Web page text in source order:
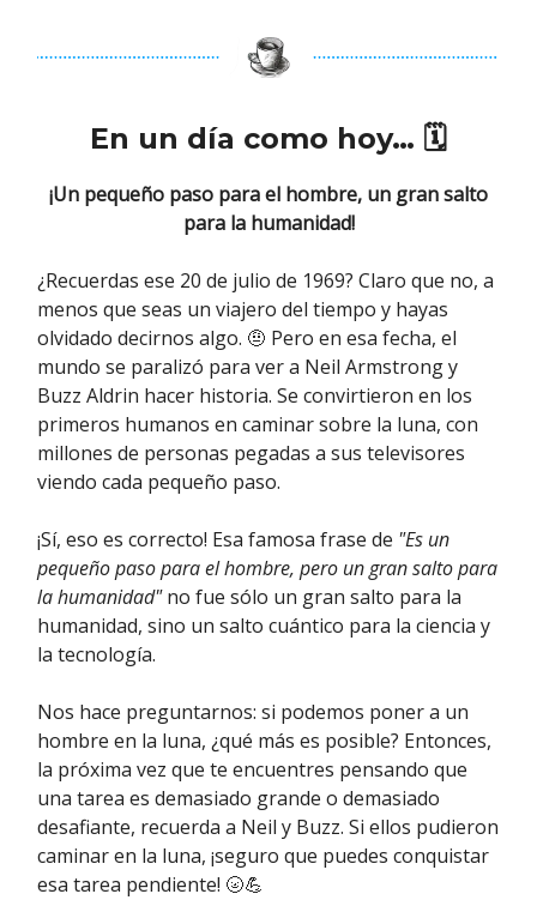
En un día como hoy… 🗓
¡Un pequeño paso para el hombre, un gran salto
para la humanidad!
¿Recuerdas ese 20 de julio de 1969? Claro que no, a
menos que seas un viajero del tiempo y hayas
olvidado decirnos algo. 🤨 Pero en esa fecha, el
mundo se paralizó para ver a Neil Armstrong y
Buzz Aldrin hacer historia. Se convirtieron en los
primeros humanos en caminar sobre la luna, con
millones de personas pegadas a sus televisores
viendo cada pequeño paso.
¡Sí, eso es correcto! Esa famosa frase de "Es un
pequeño paso para el hombre, pero un gran salto para
la humanidad"no fue sólo un gran salto para la
humanidad, sino un salto cuántico para la ciencia y
la tecnología.
Nos hace preguntarnos: si podemos poner a un
hombre en la luna, ¿qué más es posible? Entonces,
la próxima vez que te encuentres pensando que
una tarea es demasiado grande o demasiado
desafiante, recuerda a Neil y Buzz. Si ellos pudieron
caminar en la luna, ¡seguro que puedes conquistar
esa tarea pendiente! 🌝💪